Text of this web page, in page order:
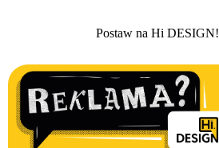
Postaw na Hi DESIGN!